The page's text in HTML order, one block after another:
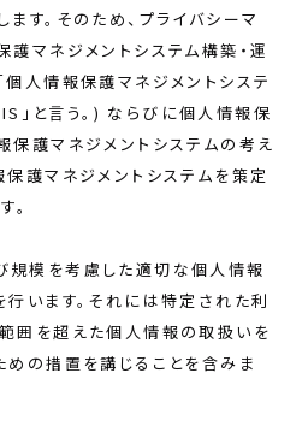
す。そのため、プライバシーマ
マネジメントシステム構築・運
人情報保護マネジメントシステ
」と言う。) ならびに個人情報保
護マネジメントシステムの考え
護マネジメントシステムを策定
。
規模を考慮した適切な個人情報
います。それには特定された利
囲を超えた個人情報の取扱いを
の措置を講じることを含みま